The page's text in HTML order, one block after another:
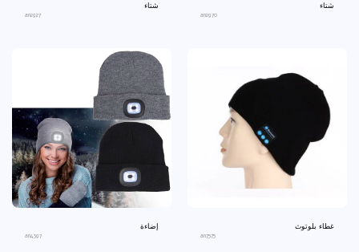
شتاء
an2970
شتاء
an2927
غطاء بلوتوث
an7575
إضاءة
an4397